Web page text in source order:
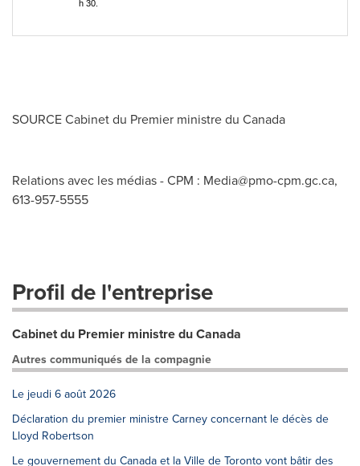
h 30.
SOURCE Cabinet du Premier ministre du Canada
Relations avec les médias - CPM : Media@pmo-cpm.gc.ca,
613-957-5555
Profil de l'entreprise
Cabinet du Premier ministre du Canada
Autres communiqués de la compagnie
Le jeudi 6 août 2026
Déclaration du premier ministre Carney concernant le décès de
Lloyd Robertson
Le gouvernement du Canada et la Ville de Toronto vont bâtir des